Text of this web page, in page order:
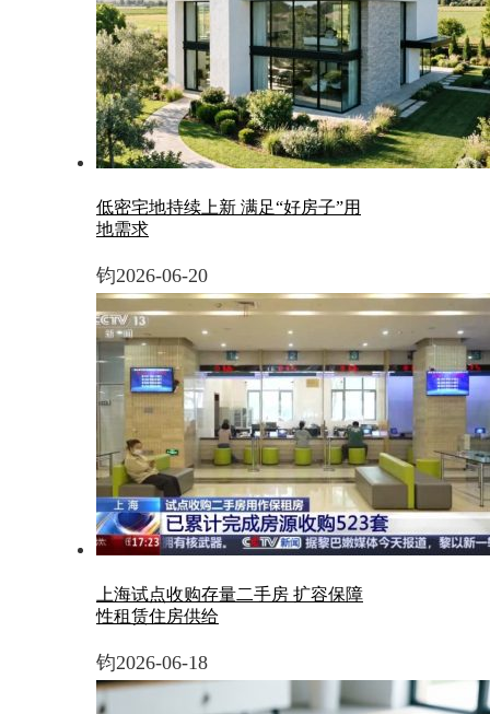
低密宅地持续上新 满足“好房子”用
地需求
钧2026-06-20
上海试点收购存量二手房 扩容保障
性租赁住房供给
钧2026-06-18